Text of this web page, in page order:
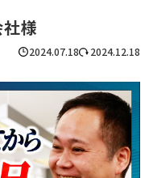
グ
ンチャイズ）
ウン
・勉強会
テム
様
2024.07.18 2024.12.18